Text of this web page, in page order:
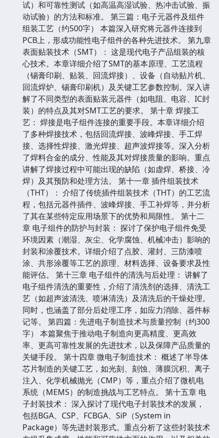
试）和可靠性测试（如高温高湿试验、热冲击试验、振
动试验）的方法和标准。 第三篇：电子元器件及组件
组装工艺（约500字） 本篇深入研究将元器件连接到
PCB上，形成功能性电子组件的各种先进技术。 第九章
表面贴装技术（SMT）： 这是现代电子产品组装的核
心技术。本章详细介绍了SMT的基本原理、工艺流程
（锡膏印刷、贴装、回流焊接）、设备（自动贴片机、
回流焊炉、锡膏印刷机）及关键工艺参数控制。深入讲
解了不同类型的表面贴装元器件（如电阻、电容、IC封
装）的特点及其对SMT工艺的要求。 第十章 焊接工
艺： 焊接是电子组件连接的重要手段。本章详细介绍
了多种焊接技术，包括回流焊接、波峰焊接、手工焊
接、选择性焊接、激光焊接、超声波焊接等。深入分析
了焊料合金的成分、性能及其对焊接质量的影响。重点
讲解了焊接过程中可能出现的缺陷（如虚焊、桥接、冷
焊）及其预防和处理方法。 第十一章 插件组装技术
（THT）： 介绍了传统插件组装技术（THT）的工艺流
程，包括元器件插件、波峰焊接、手工补焊等，并分析
了其在某些特定应用场景下的优势和局限性。 第十二
章 电子组件的防护与封装： 探讨了保护电子组件免受
环境因素（潮湿、灰尘、化学腐蚀、机械冲击）影响的
封装和涂覆技术。详细介绍了点胶、灌封、三防漆喷
涂、共形涂覆等工艺的原理、材料选择、设备要求及性
能评估。 第十三章 电子组件的清洗与后处理： 讲解了
电子组件清洗的重要性，介绍了清洗剂的选择、清洗工
艺（如超声波清洗、喷淋清洗）及清洗后的干燥处理。
同时，也涵盖了部分后处理工序，如应力消除、器件标
记等。 第四篇：先进电子制造技术与质量控制（约300
字） 本篇聚焦于推动电子制造向更高精度、更高效
率、更高可靠性发展的先进技术，以及保障产品质量的
关键手段。 第十四章 微电子制造技术： 概述了半导体
芯片制造的关键工艺，如光刻、刻蚀、薄膜沉积、离子
注入、化学机械抛光（CMP）等，重点介绍了微机电
系统（MEMS）的制造挑战与工艺特点。 第十五章 电
子封装技术： 深入探讨了现代电子封装技术的发展，
包括BGA、CSP、FCBGA、SiP（System in
Package）等先进封装形式。重点分析了这些封装技术